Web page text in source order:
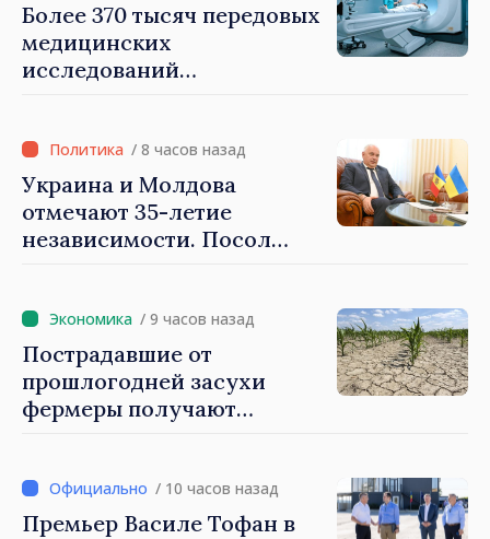
Более 370 тысяч передовых
медицинских
исследований
/ 8 часов назад
Украина и Молдова
отмечают 35-летие
независимости. Посол
и умеем обозначать наши
приоритеты на будущее
/ 9 часов назад
Пострадавшие от
прошлогодней засухи
фермеры получают
гектар
/ 10 часов назад
Премьер Василе Тофан в